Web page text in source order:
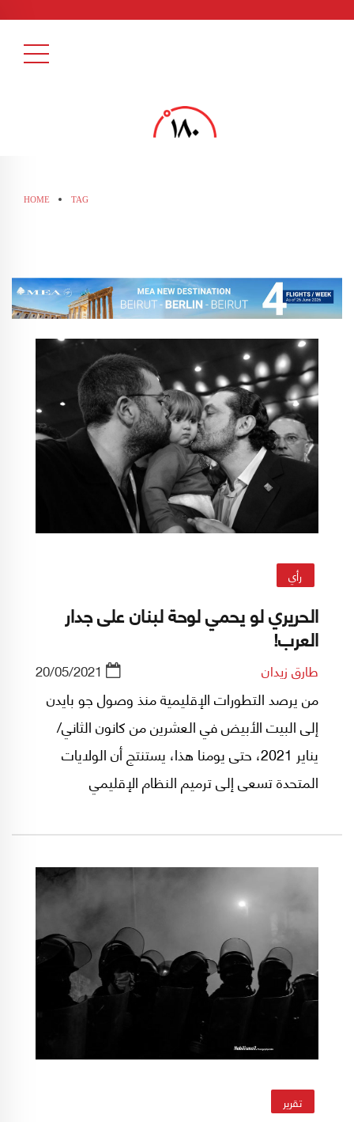
HOME TAG
رأي
الحريري لو يحمي لوحة لبنان على جدار
العرب!
طارق زيدان 20/05/2021
من يرصد التطورات الإقليمية منذ وصول جو بايدن
إلى البيت الأبيض في العشرين من كانون الثاني/
يناير 2021، حتى يومنا هذا، يستنتج أن الولايات
المتحدة تسعى إلى ترميم النظام الإقليمي
تقرير